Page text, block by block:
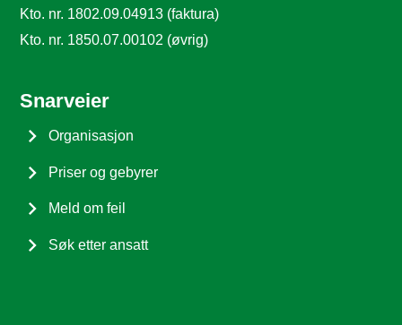
Kto. nr. 1802.09.04913 (faktura)
Kto. nr. 1850.07.00102 (øvrig)
Snarveier
Organisasjon
Priser og gebyrer
Meld om feil
Søk etter ansatt